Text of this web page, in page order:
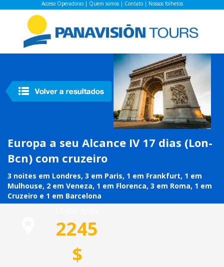
Acceso Operadoras| Quem somos| Contato| Nossos folhetos
Europa a seu Alcance IV 17 dias (Lon-
Bcn) com cruzeiro
3 noites em Londres, 3 em Paris, 1 em Frankfurt, 1 em
Mulhouse, 2 em Veneza, 1 em Florenca, 3 em Roma, 1 em
Cruzeiro e 1 em Barcelona
2245
$